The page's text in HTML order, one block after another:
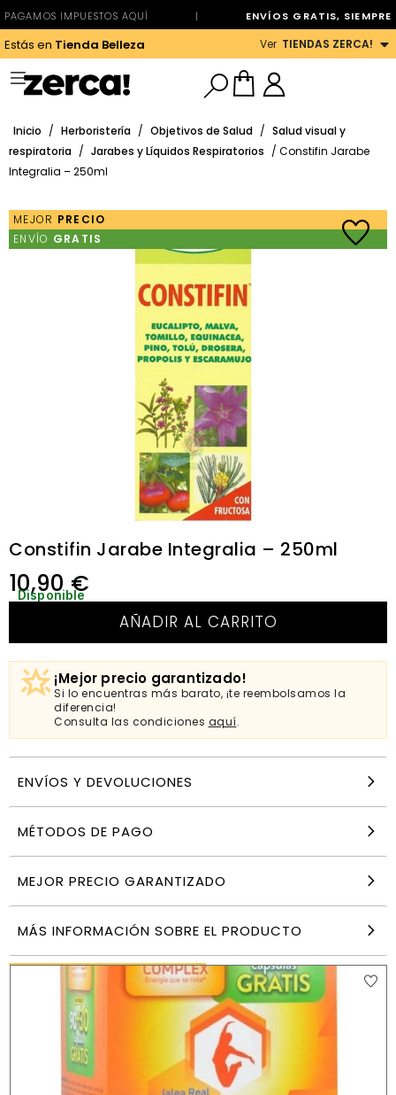
PAGAMOS IMPUESTOS AQUÍ | ENVÍOS GRATIS, SIEMPRE
Estás en Tienda Belleza Ver TIENDAS ZERCA!
Inicio / Herboristería / Objetivos de Salud / Salud visual y
respiratoria / Jarabes y Líquidos Respiratorios / Constifin Jarabe
Integralia – 250ml
MEJOR PRECIO
ENVÍO GRATIS
Constifin Jarabe Integralia – 250ml
10,90€
Disponible
AÑADIR AL CARRITO
¡Mejor precio garantizado!
Si lo encuentras más barato, ¡te reembolsamos la
diferencia!
Consulta las condiciones aquí.
ENVÍOS Y DEVOLUCIONES
MÉTODOS DE PAGO
MEJOR PRECIO GARANTIZADO
MÁS INFORMACIÓN SOBRE EL PRODUCTO
10,90€
AÑADIR
PRODUCTOS SIMILARES